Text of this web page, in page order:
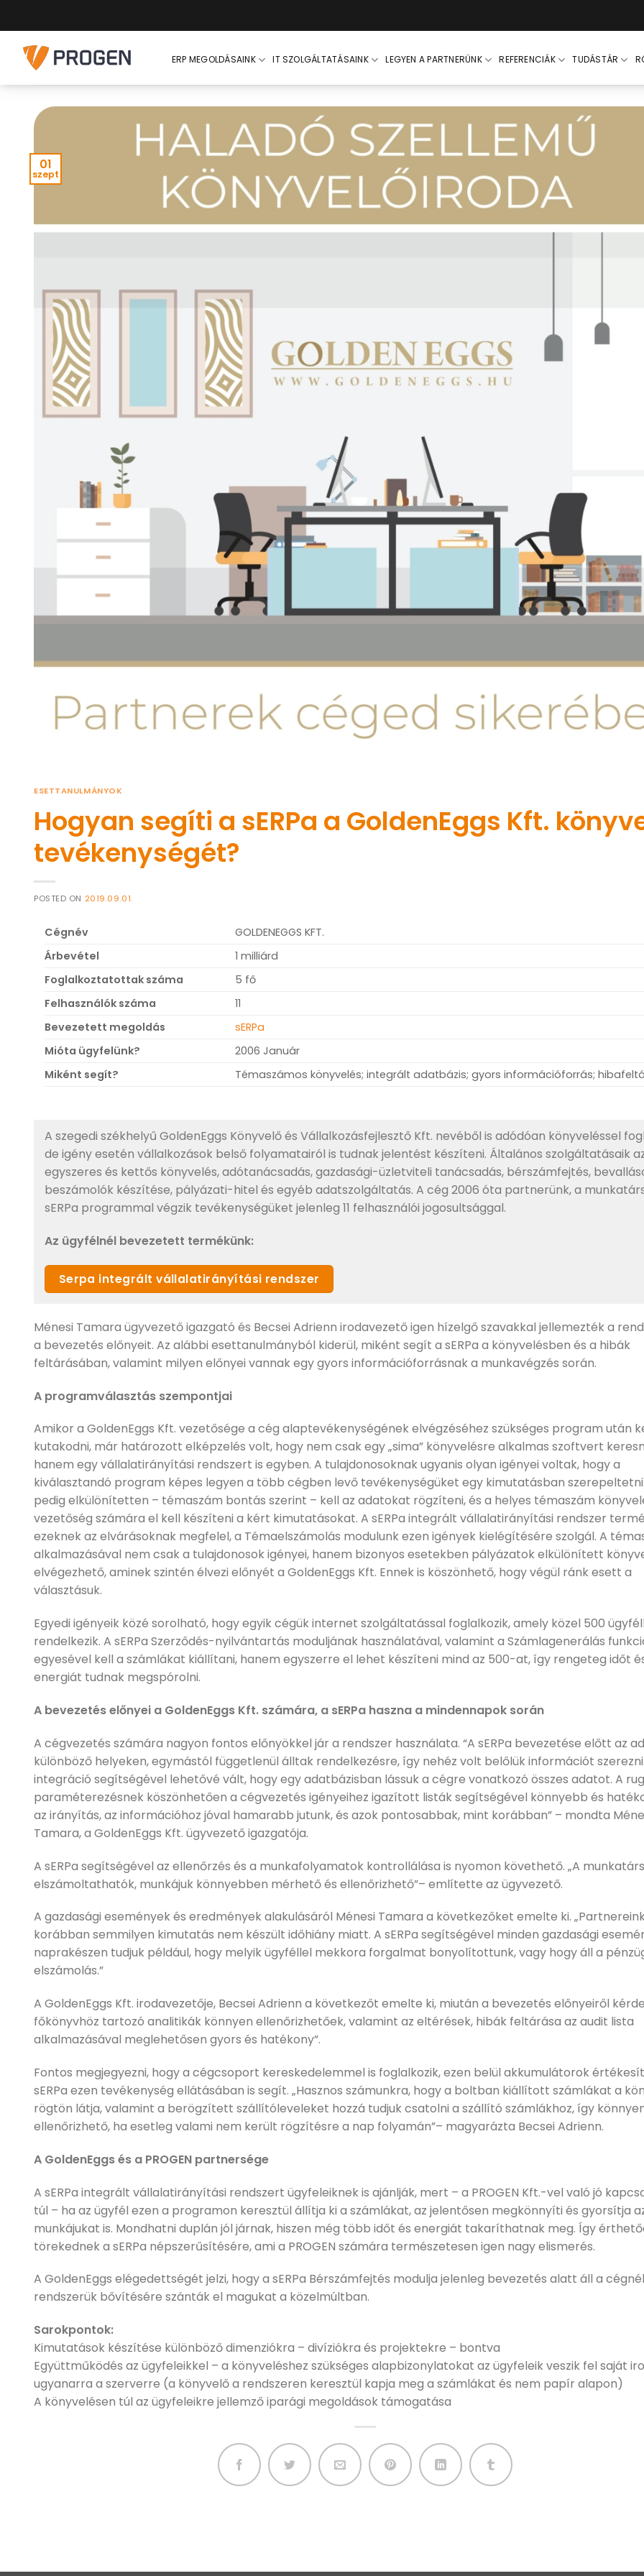
content
ERP MEGOLDÁSAINK IT SZOLGÁLTATÁSAINK LEGYEN A PARTNERÜNK REFERENCIÁK TUDÁSTÁR
01
szept
ESETTANULMÁNYOK
Hogyan segíti a sERPa a GoldenEggs Kft.
tevékenységét?
POSTED ON 2019.09.01.
Cégnév
GOLDENEGGS KFT.
Árbevétel
1 milliárd
Foglalkoztatottak száma
5 fő
Felhasználók száma
11
Bevezetett megoldás
sERPa
Mióta ügyfelünk?
2006 Január
Miként segít?
Témaszámos könyvelés; integrált adatbázis; gyors információforrás;
A szegedi székhelyű GoldenEggs Könyvelő és Vállalkozásfejlesztő Kft. nevéből is adódóan könyveléssel
de igény esetén vállalkozások belső folyamatairól is tudnak jelentést készíteni. Általános szolgáltatásaik
egyszeres és kettős könyvelés, adótanácsadás, gazdasági-üzletviteli tanácsadás, bérszámfejtés,
beszámolók készítése, pályázati-hitel és egyéb adatszolgáltatás. A cég 2006 óta partnerünk, a
sERPa programmal végzik tevékenységüket jelenleg 11 felhasználói jogosultsággal.
Az ügyfélnél bevezetett termékünk:
Serpa integrált vállalatirányítási rendszer
Ménesi Tamara ügyvezető igazgató és Becsei Adrienn irodavezető igen hízelgő szavakkal jellemezték a
a bevezetés előnyeit. Az alábbi esettanulmányból kiderül, miként segít a sERPa a könyvelésben és a hibák
feltárásában, valamint milyen előnyei vannak egy gyors információforrásnak a munkavégzés során.
A programválasztás szempontjai
Amikor a GoldenEggs Kft. vezetősége a cég alaptevékenységének elvégzéséhez szükséges program után
kutakodni, már határozott elképzelés volt, hogy nem csak egy „sima” könyvelésre alkalmas szoftvert
hanem egy vállalatirányítási rendszert is egyben. A tulajdonosoknak ugyanis olyan igényei voltak, hogy a
kiválasztandó program képes legyen a több cégben levő tevékenységüket egy kimutatásban
pedig elkülönítetten – témaszám bontás szerint – kell az adatokat rögzíteni, és a helyes témaszám
vezetőség számára el kell készíteni a kért kimutatásokat. A sERPa integrált vállalatirányítási rendszer
ezeknek az elvárásoknak megfelel, a Témaelszámolás modulunk ezen igények kielégítésére szolgál. A
alkalmazásával nem csak a tulajdonosok igényei, hanem bizonyos esetekben pályázatok elkülönített
elvégezhető, aminek szintén élvezi előnyét a GoldenEggs Kft. Ennek is köszönhető, hogy végül ránk esett a
választásuk.
Egyedi igényeik közé sorolható, hogy egyik cégük internet szolgáltatással foglalkozik, amely közel 500
rendelkezik. A sERPa Szerződés-nyilvántartás moduljának használatával, valamint a Számlagenerálás
egyesével kell a számlákat kiállítani, hanem egyszerre el lehet készíteni mind az 500-at, így rengeteg időt
energiát tudnak megspórolni.
A bevezetés előnyei a GoldenEggs Kft. számára, a sERPa haszna a mindennapok során
A cégvezetés számára nagyon fontos előnyökkel jár a rendszer használata. “A sERPa bevezetése előtt az
különböző helyeken, egymástól függetlenül álltak rendelkezésre, így nehéz volt belőlük információt
integráció segítségével lehetővé vált, hogy egy adatbázisban lássuk a cégre vonatkozó összes adatot. A
paraméterezésnek köszönhetően a cégvezetés igényeihez igazított listák segítségével könnyebb és
az irányítás, az információhoz jóval hamarabb jutunk, és azok pontosabbak, mint korábban” – mondta
Tamara, a GoldenEggs Kft. ügyvezető igazgatója.
A sERPa segítségével az ellenőrzés és a munkafolyamatok kontrollálása is nyomon követhető. „A
elszámoltathatók, munkájuk könnyebben mérhető és ellenőrizhető”– említette az ügyvezető.
A gazdasági események és eredmények alakulásáról Ménesi Tamara a következőket emelte ki.
korábban semmilyen kimutatás nem készült időhiány miatt. A sERPa segítségével minden gazdasági
naprakészen tudjuk például, hogy melyik ügyféllel mekkora forgalmat bonyolítottunk, vagy hogy áll a
elszámolás.”
A GoldenEggs Kft. irodavezetője, Becsei Adrienn a következőt emelte ki, miután a bevezetés előnyeiről
főkönyvhöz tartozó analitikák könnyen ellenőrizhetőek, valamint az eltérések, hibák feltárása az audit lista
alkalmazásával meglehetősen gyors és hatékony”.
Fontos megjegyezni, hogy a cégcsoport kereskedelemmel is foglalkozik, ezen belül akkumulátorok
sERPa ezen tevékenység ellátásában is segít. „Hasznos számunkra, hogy a boltban kiállított számlákat a
rögtön látja, valamint a berögzített szállítóleveleket hozzá tudjuk csatolni a szállító számlákhoz, így
ellenőrizhető, ha esetleg valami nem került rögzítésre a nap folyamán”– magyarázta Becsei Adrienn.
A GoldenEggs és a PROGEN partnersége
A sERPa integrált vállalatirányítási rendszert ügyfeleiknek is ajánlják, mert – a PROGEN Kft.-vel való jó
túl – ha az ügyfél ezen a programon keresztül állítja ki a számlákat, az jelentősen megkönnyíti és gyorsítja
munkájukat is. Mondhatni duplán jól járnak, hiszen még több időt és energiát takaríthatnak meg. Így
törekednek a sERPa népszerűsítésére, ami a PROGEN számára természetesen igen nagy elismerés.
A GoldenEggs elégedettségét jelzi, hogy a sERPa Bérszámfejtés modulja jelenleg bevezetés alatt áll a
rendszerük bővítésére szánták el magukat a közelmúltban.
Sarokpontok:
Kimutatások készítése különböző dimenziókra – divíziókra és projektekre – bontva
Együttműködés az ügyfeleikkel – a könyveléshez szükséges alapbizonylatokat az ügyfeleik veszik fel saját
ugyanarra a szerverre (a könyvelő a rendszeren keresztül kapja meg a számlákat és nem papír alapon)
A könyvelésen túl az ügyfeleikre jellemző iparági megoldások támogatása